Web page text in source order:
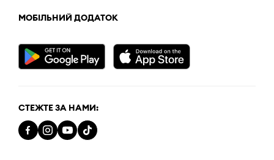
МОБІЛЬНИЙ ДОДАТОК
СТЕЖТЕ ЗА НАМИ: